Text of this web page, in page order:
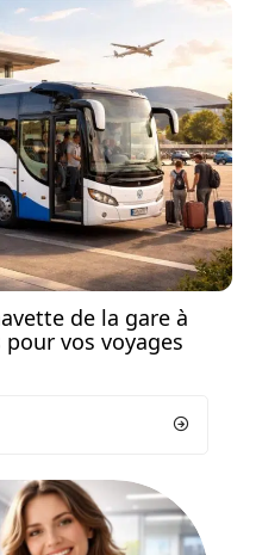
de la gare à
pour vos voyages